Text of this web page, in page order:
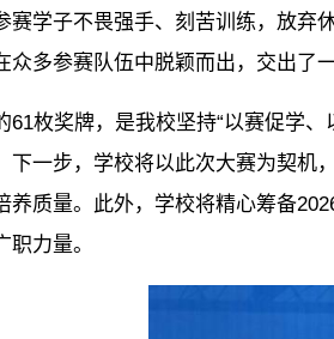
赛学子不畏强手、刻苦训练，放弃
众多参赛队伍中脱颖而出，交出了
61枚奖牌，是我校坚持“以赛促学
下一步，学校将以此次大赛为契机
养质量。此外，学校将精心筹备
力量。